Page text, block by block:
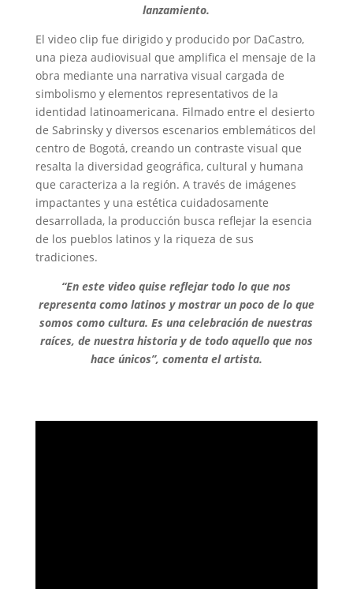
lanzamiento.
El video clip fue dirigido y producido por DaCastro,
una pieza audiovisual que amplifica el mensaje de la
obra mediante una narrativa visual cargada de
simbolismo y elementos representativos de la
identidad latinoamericana. Filmado entre el desierto
de Sabrinsky y diversos escenarios emblemáticos del
centro de Bogotá, creando un contraste visual que
resalta la diversidad geográfica, cultural y humana
que caracteriza a la región. A través de imágenes
impactantes y una estética cuidadosamente
desarrollada, la producción busca reflejar la esencia
de los pueblos latinos y la riqueza de sus
tradiciones.
“En este video quise reflejar todo lo que nos
representa como latinos y mostrar un poco de lo que
somos como cultura. Es una celebración de nuestras
raíces, de nuestra historia y de todo aquello que nos
hace únicos”, comenta el artista.